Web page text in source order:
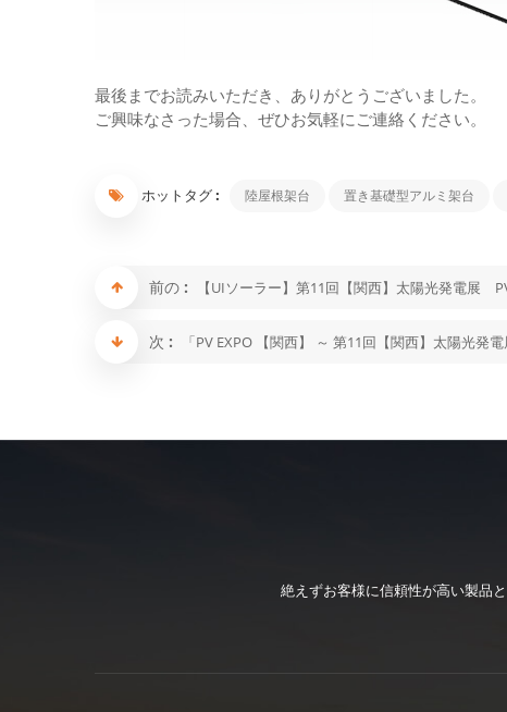
最後までお読みいただき、ありがとうございました。
ご興味なさった場合、ぜひお気軽にご連絡ください。
ホットタグ : 陸屋根架台 置き基礎型アルミ架台
前の : 【UIソーラー】第11回【関西】太陽光発電展
次 : 「PV EXPO 【関西】 ～ 第11回【関西】太陽光発
絶えずお客様に信頼性が高い製品